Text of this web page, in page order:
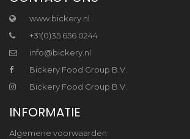
www.bickery.nl
+31(0)35 656 0244
info@bickery.nl
Bickery Food Group B.V.
Bickery Food Group B.V.
INFORMATIE
Algemene voorwaarden